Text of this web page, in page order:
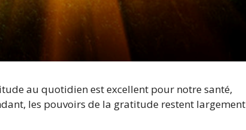
au quotidien est excellent pour notre santé,
les pouvoirs de la gratitude restent largement